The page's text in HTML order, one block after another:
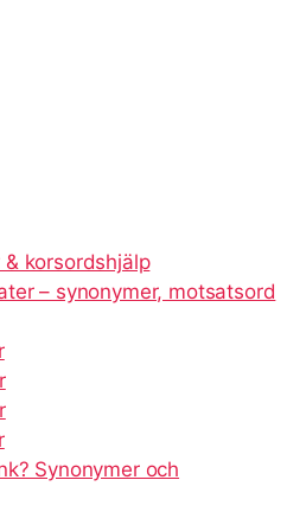
korsordshjälp
– synonymer, motsatsord
Synonymer och